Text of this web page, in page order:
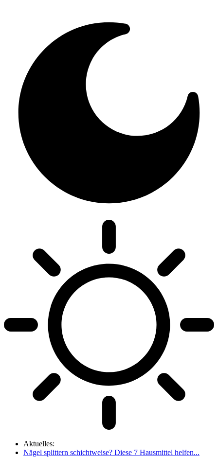
Aktuelles:
Nägel splittern schichtweise? Diese 7 Hausmittel helfen...